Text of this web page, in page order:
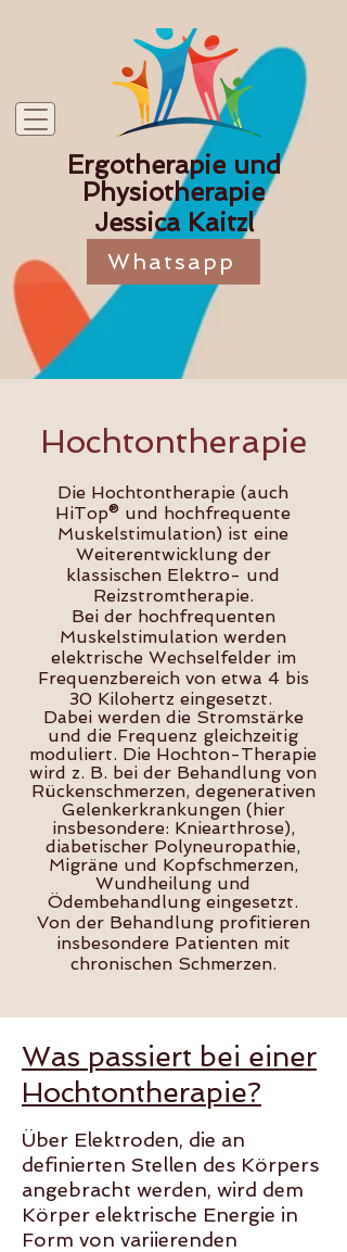
Whatsapp
Ergotherapie und
Physiotherapie
Jessica Kaitzl
Hochtontherapie
Die Hochtontherapie (auch
HiTop® und hochfrequente
Muskelstimulation) ist eine
Weiterentwicklung der
klassischen Elektro- und
Reizstromtherapie.
Bei der hochfrequenten
Muskelstimulation werden
elektrische Wechselfelder im
Frequenzbereich von etwa 4 bis
30 Kilohertz eingesetzt.
Dabei werden die Stromstärke
und die Frequenz gleichzeitig
moduliert. Die Hochton-Therapie
wird z. B. bei der Behandlung von
Rückenschmerzen, degenerativen
Gelenkerkrankungen (hier
insbesondere: Kniearthrose),
diabetischer Polyneuropathie,
Migräne und Kopfschmerzen,
Wundheilung und
Ödembehandlung eingesetzt.
Von der Behandlung profitieren
insbesondere Patienten mit
chronischen Schmerzen.
Was passiert bei einer
Hochtontherapie?
Über Elektroden, die an
definierten Stellen des Körpers
angebracht werden, wird dem
Körper elektrische Energie in
Form von variierenden